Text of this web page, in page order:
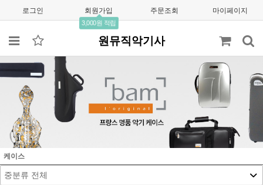
로그인 회원가입
3,000원 적립
주문조회 마이페이지
원뮤직악기사
케이스